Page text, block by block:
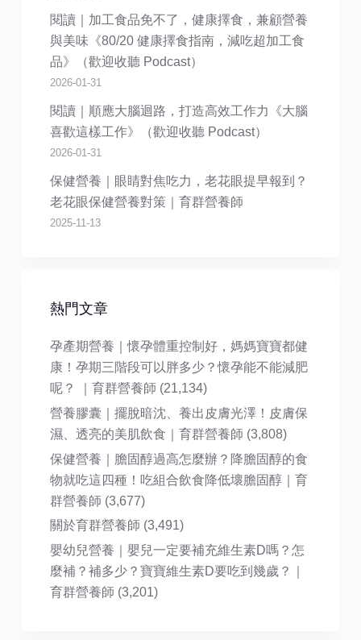
閱讀｜加工食品免不了，健康擇食，兼顧營養
與美味《80/20 健康擇食指南，減吃超加工食
品》（歡迎收聽 Podcast）
2026-01-31
閱讀｜順應大腦迴路，打造高效工作力《大腦
喜歡這樣工作》（歡迎收聽 Podcast）
2026-01-31
保健營養｜眼睛對焦吃力，老花眼提早報到？
老花眼保健營養對策｜育群營養師
2025-11-13
熱門文章
孕產期營養｜懷孕體重控制好，媽媽寶寶都健
康！孕期三階段可以胖多少？懷孕能不能減肥
呢？ ｜育群營養師 (21,134)
營養膠囊｜擺脫暗沈、養出皮膚光澤！皮膚保
濕、透亮的美肌飲食｜育群營養師 (3,808)
保健營養｜膽固醇過高怎麼辦？降膽固醇的食
物就吃這四種！吃組合飲食降低壞膽固醇｜育
群營養師 (3,677)
關於育群營養師 (3,491)
嬰幼兒營養｜嬰兒一定要補充維生素D嗎？怎
麼補？補多少？寶寶維生素D要吃到幾歲？｜
育群營養師 (3,201)